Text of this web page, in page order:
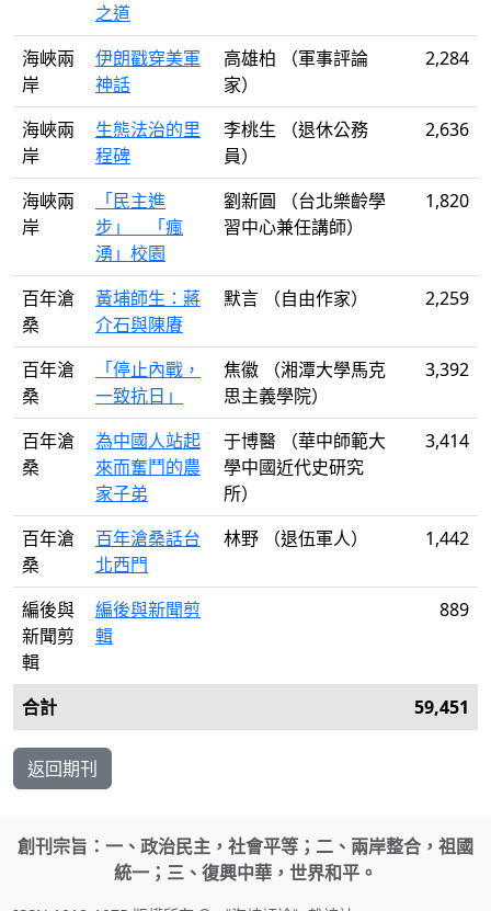
之道
海峽兩
岸
伊朗戳穿美軍
神話
高雄柏 （軍事評論
家）
2,284
海峽兩
岸
生態法治的里
程碑
李桃生 （退休公務
員）
2,636
海峽兩
岸
「民主進
步」 「瘋
湧」校園
劉新圓 （台北樂齡學
習中心兼任講師）
1,820
百年滄
桑
黃埔師生：蔣
介石與陳賡
默言 （自由作家） 2,259
百年滄
桑
「停止內戰，
一致抗日」
焦徽 （湘潭大學馬克
思主義學院）
3,392
百年滄
桑
為中國人站起
來而奮鬥的農
家子弟
于博醫 （華中師範大
學中國近代史研究
所）
3,414
百年滄
桑
百年滄桑話台
北西門
林野 （退伍軍人） 1,442
編後與
新聞剪
輯
編後與新聞剪
輯
889
合計 59,451
返回期刊
創刊宗旨：一、政治民主，社會平等；二、兩岸整合，祖國
統一；三、復興中華，世界和平。